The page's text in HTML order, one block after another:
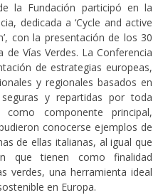
la Fundación participó en la
dedicada a ‘Cycle and active
con la presentación de los 30
Vías Verdes. La Conferencia
de estrategias europeas,
y regionales basados en
y repartidas por toda
componente principal,
conocerse ejemplos de
de ellas italianas, al igual que
que tienen como finalidad
verdes, una herramienta ideal
en Europa.